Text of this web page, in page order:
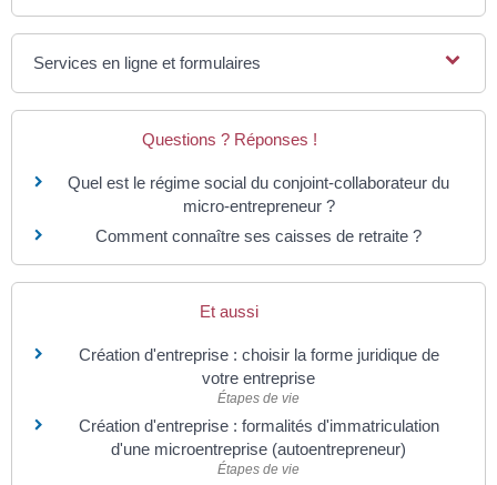
Services en ligne et formulaires
Questions ? Réponses !
Quel est le régime social du conjoint-collaborateur du
micro-entrepreneur ?
Comment connaître ses caisses de retraite ?
Et aussi
Création d'entreprise : choisir la forme juridique de
votre entreprise
Étapes de vie
Création d'entreprise : formalités d'immatriculation
d'une microentreprise (autoentrepreneur)
Étapes de vie